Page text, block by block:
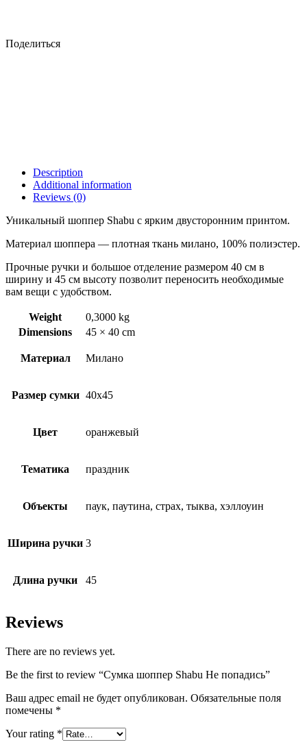
Поделиться
Description
Additional information
Reviews (0)
Уникальный шоппер Shabu с ярким двусторонним принтом.
Материал шоппера — плотная ткань милано, 100% полиэстер.
Прочные ручки и большое отделение размером 40 см в
ширину и 45 см высоту позволит переносить необходимые
вам вещи с удобством.
Weight
0,3000 kg
Dimensions
45 × 40 cm
Материал Милано
Размер сумки 40х45
Цвет оранжевый
Тематика праздник
Объекты паук, паутина, страх, тыква, хэллоуин
Ширина ручки 3
Длина ручки 45
Reviews
There are no reviews yet.
Be the first to review “Сумка шоппер Shabu Не попадись”
Ваш адрес email не будет опубликован. Обязательные поля
помечены *
Your rating *